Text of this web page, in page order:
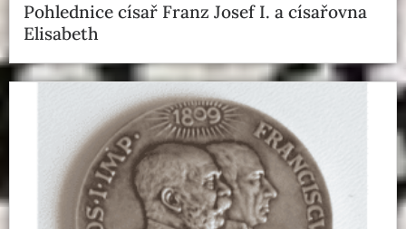
Pohlednice císař Franz Josef I. a císařovna
Elisabeth